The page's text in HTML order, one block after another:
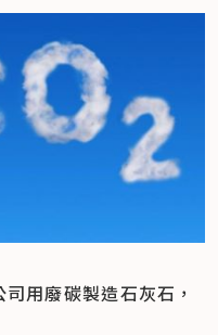
用廢碳製造石灰石，